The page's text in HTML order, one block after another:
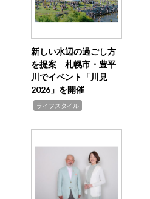
新しい水辺の過ごし方
を提案 札幌市・豊平
川でイベント「川見
2026」を開催
ライフスタイル